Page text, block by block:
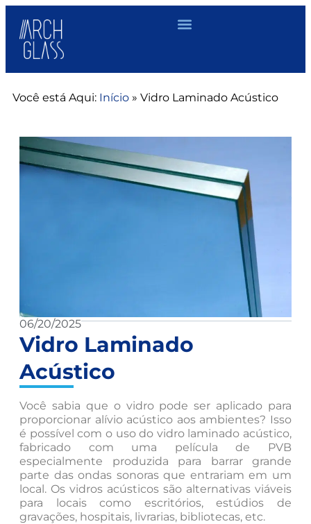
Você está Aqui: Início » Vidro Laminado Acústico
06/20/2025
Vidro Laminado
Acústico
Você sabia que o vidro pode ser aplicado para
proporcionar alívio acústico aos ambientes? Isso
é possível com o uso do vidro laminado acústico,
fabricado com uma película de PVB
especialmente produzida para barrar grande
parte das ondas sonoras que entrariam em um
local. Os vidros acústicos são alternativas viáveis
para locais como escritórios, estúdios de
gravações, hospitais, livrarias, bibliotecas, etc.